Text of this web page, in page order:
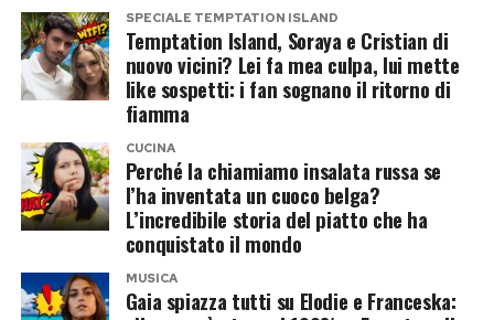
Il cobalto, il litio e il nichel recuperati vengono
impiegati per la produzione di nuovi
accumulatori per auto elettriche o dispositivi
elettronici di ultima generazione, riducendo la
necessità di estraggere nuove materie prime
dalle miniere globali. Questo meccanismo
abbatte drasticamente le emissioni di anidride
carbonica e garantisce un’indipendenza
energetica sempre più fondamentale per
SPECIALE TEMPTATION ISLAND
Temptation Island, Soraya e Cristian di
nuovo vicini? Lei fa mea culpa, lui mette
like sospetti: i fan sognano il ritorno di
fiamma
CUCINA
Perché la chiamiamo insalata russa se
l’ha inventata un cuoco belga?
L’incredibile storia del piatto che ha
conquistato il mondo
MUSICA
Gaia spiazza tutti su Elodie e Franceska: